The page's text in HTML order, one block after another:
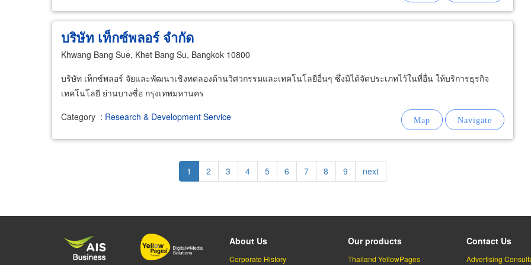
บริษัท เท็กซ์พลอร์ จำกัด
Khwang Bang Sue, Khet Bang Su, Bangkok 10800
บริษัท เท็กซ์พลอร์ จัยและพัฒนาเชิงทดลองด้านวิศวกรรมและเทคโนโลยีอื่นๆ ซึ่งมิได้จัดประเภทไว้ในที่อื่น ให้บริการธุรกิจ
เทคโนโลยี ย่านบางซื่อ กรุงเทพมหานคร
Category : Research & Development Service
Current
page
1 Page
2 Page
3 Page
4 Page
5 Page
6 Page
7 Page
8 Page
9
Next
page
next
About Us
Corporate History
Our products
Thailand YellowPages
Contact Us
Advertising